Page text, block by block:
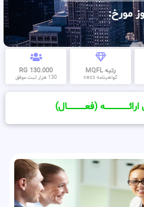
مورخ:
رتبه MQFL
گواهینامه cess
130.000 RG
130 هزار ثبت موفق
(فعـــــــــــــــال)